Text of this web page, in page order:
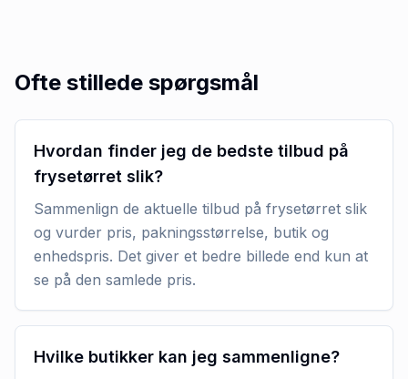
Ofte stillede spørgsmål
Hvordan finder jeg de bedste tilbud på
frysetørret slik?
Sammenlign de aktuelle tilbud på frysetørret slik
og vurder pris, pakningsstørrelse, butik og
enhedspris. Det giver et bedre billede end kun at
se på den samlede pris.
Hvilke butikker kan jeg sammenligne?